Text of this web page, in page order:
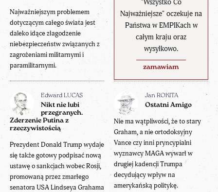
"Wszystko Co
Najważniejsze" oczekuje na
Państwa w EMPIKach w
całym kraju oraz
wysyłkowo.
zamawiam
Najważniejszym problemem
dotyczącym całego świata jest
daleko idące złagodzenie
niebezpieczeństw związanych z
zagrożeniami militarnymi i
paramilitarnymi.
Edward LUCAS
Nikt nie lubi
przegranych.
Zderzenie Putina z
rzeczywistością
Prezydent Donald Trump wydaje
się także gotowy podpisać nową
ustawę o sankcjach wobec Rosji,
promowaną przez zmarłego
senatora USA Lindseya Grahama
Jan ROKITA
Ostatni Amigo
Nie ma wątpliwości, że to stary
Graham, a nie ortodoksyjny
Vance czy inni pryncypialni
wyznawcy MAGA wywarł w
drugiej kadencji Trumpa
decydujący wpływ na
amerykańską politykę.